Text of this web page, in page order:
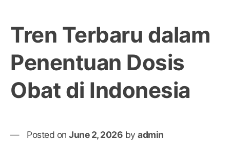
Tren Terbaru dalam
Penentuan Dosis
Obat di Indonesia
Posted on June 2, 2026 by admin